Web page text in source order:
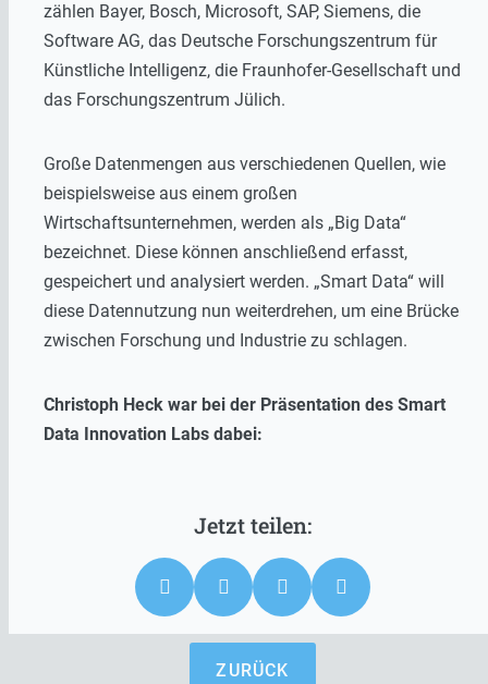
zählen Bayer, Bosch, Microsoft, SAP, Siemens, die
Software AG, das Deutsche Forschungszentrum für
Künstliche Intelligenz, die Fraunhofer-Gesellschaft und
das Forschungszentrum Jülich.
Große Datenmengen aus verschiedenen Quellen, wie
beispielsweise aus einem großen
Wirtschaftsunternehmen, werden als „Big Data“
bezeichnet. Diese können anschließend erfasst,
gespeichert und analysiert werden. „Smart Data“ will
diese Datennutzung nun weiterdrehen, um eine Brücke
zwischen Forschung und Industrie zu schlagen.
Christoph Heck war bei der Präsentation des Smart
Data Innovation Labs dabei:
ZURÜCK